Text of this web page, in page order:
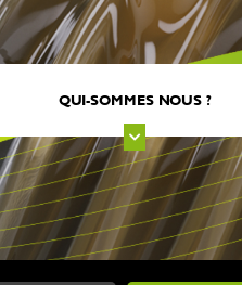
QUI-SOMMES NOUS ?